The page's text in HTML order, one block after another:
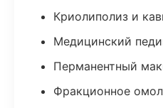
Криолиполиз и
Медицинский
Перманентный
Фракционное